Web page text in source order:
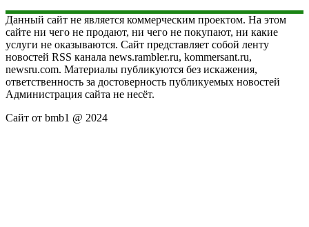
Данный сайт не является коммерческим проектом. На этом
сайте ни чего не продают, ни чего не покупают, ни какие
услуги не оказываются. Сайт представляет собой ленту
новостей RSS канала news.rambler.ru, kommersant.ru,
newsru.com. Материалы публикуются без искажения,
ответственность за достоверность публикуемых новостей
Администрация сайта не несёт.
Сайт от bmb1 @ 2024